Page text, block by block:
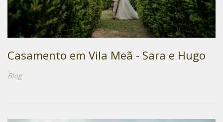
Casamento em Vila Meã - Sara e Hugo
Blog